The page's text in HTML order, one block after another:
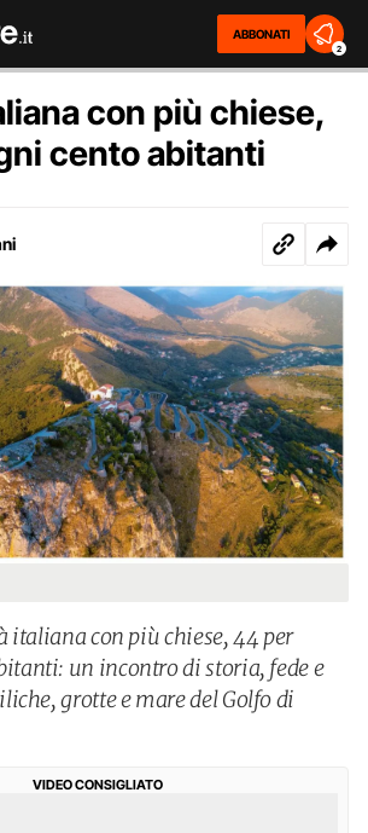
ABBONATI
2
con più chiese,
cento abitanti
italiana con più chiese, 44 per
un incontro di storia, fede e
grotte e mare del Golfo di
VIDEO CONSIGLIATO